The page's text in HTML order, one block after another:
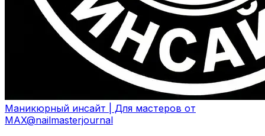
Маникюрный инсайт | Для мастеров от
MAX@nailmasterjournal